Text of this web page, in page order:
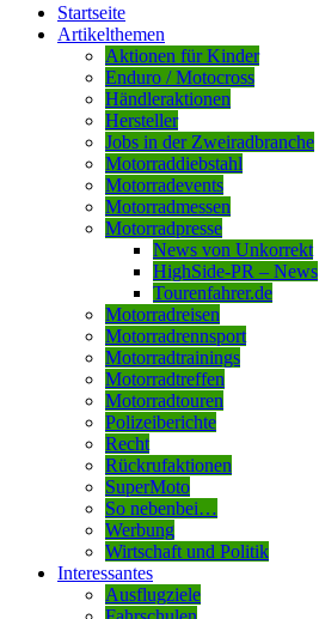
Startseite
Artikelthemen
Aktionen für Kinder
Enduro / Motocross
Händleraktionen
Hersteller
Jobs in der Zweiradbranche
Motorraddiebstahl
Motorradevents
Motorradmessen
Motorradpresse
News von Unkorrekt
HighSide-PR – News
Tourenfahrer.de
Motorradreisen
Motorradrennsport
Motorradtrainings
Motorradtreffen
Motorradtouren
Polizeiberichte
Recht
Rückrufaktionen
SuperMoto
So nebenbei…
Werbung
Wirtschaft und Politik
Interessantes
Ausflugziele